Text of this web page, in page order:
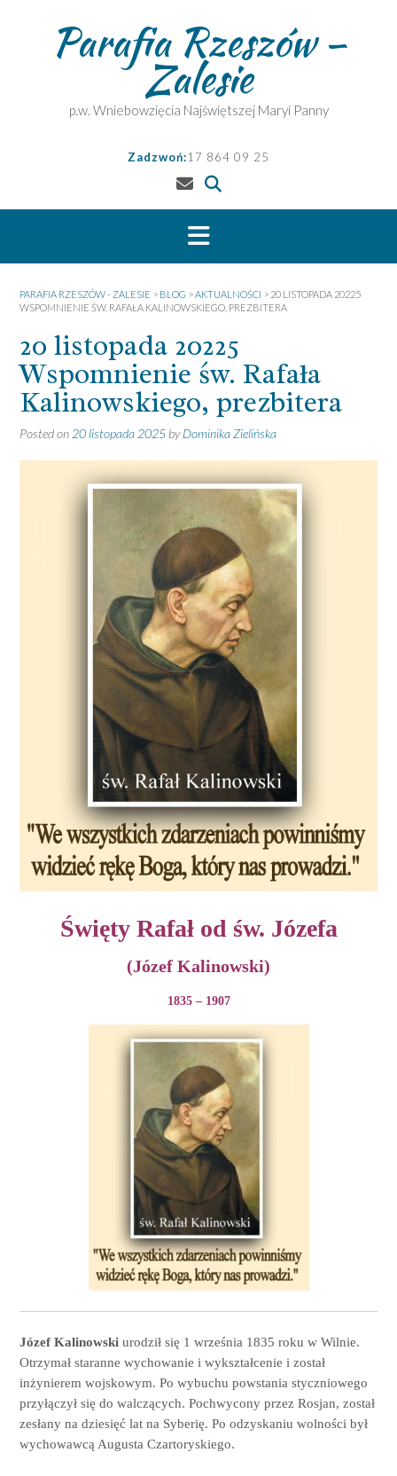
Parafia Rzeszów –
Zalesie
p.w. Wniebowzięcia Najświętszej Maryi Panny
Zadzwoń:17 864 09 25
PARAFIA RZESZÓW - ZALESIE > BLOG >AKTUALNOŚCI > 20 LISTOPADA 20225
WSPOMNIENIE ŚW. RAFAŁA KALINOWSKIEGO, PREZBITERA
20 listopada 20225
Wspomnienie św. Rafała
Kalinowskiego, prezbitera
Posted on 20 listopada 2025 byDominika Zielińska
Święty Rafał od św. Józefa
(Józef Kalinowski)
1835 – 1907
Józef Kalinowski urodził się 1 września 1835 roku w Wilnie.
Otrzymał staranne wychowanie i wykształcenie i został
inżynierem wojskowym. Po wybuchu powstania styczniowego
przyłączył się do walczących. Pochwycony przez Rosjan, został
zesłany na dziesięć lat na Syberię. Po odzyskaniu wolności był
wychowawcą Augusta Czartoryskiego.